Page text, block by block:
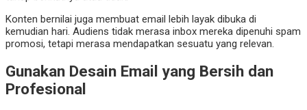
Konten bernilai juga membuat email lebih layak dibuka di
kemudian hari. Audiens tidak merasa inbox mereka dipenuhi spam
promosi, tetapi merasa mendapatkan sesuatu yang relevan.
Gunakan Desain Email yang Bersih dan
Profesional